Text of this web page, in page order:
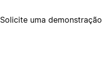
Solicite uma demonstração